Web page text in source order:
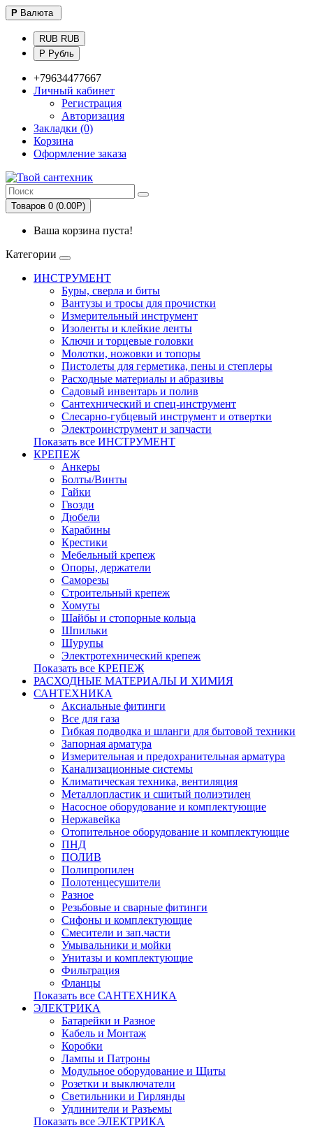
Р Валюта
RUB RUB
Р Рубль
+79634477667
Личный кабинет
Регистрация
Авторизация
Закладки (0)
Корзина
Оформление заказа
Товаров 0 (0.00Р)
Ваша корзина пуста!
Категории
ИНСТРУМЕНТ
Буры, сверла и биты
Вантузы и тросы для прочистки
Измерительный инструмент
Изоленты и клейкие ленты
Ключи и торцевые головки
Молотки, ножовки и топоры
Пистолеты для герметика, пены и степлеры
Расходные материалы и абразивы
Садовый инвентарь и полив
Сантехнический и спец-инструмент
Слесарно-губцевый инструмент и отвертки
Электроинструмент и запчасти
Показать все ИНСТРУМЕНТ
КРЕПЕЖ
Анкеры
Болты/Винты
Гайки
Гвозди
Дюбели
Карабины
Крестики
Мебельный крепеж
Опоры, держатели
Саморезы
Строительный крепеж
Хомуты
Шайбы и стопорные кольца
Шпильки
Шурупы
Электротехнический крепеж
Показать все КРЕПЕЖ
РАСХОДНЫЕ МАТЕРИАЛЫ И ХИМИЯ
САНТЕХНИКА
Аксиальные фитинги
Все для газа
Гибкая подводка и шланги для бытовой техники
Запорная арматура
Измерительная и предохранительная арматура
Канализационные системы
Климатическая техника, вентиляция
Металлопластик и сшитый полиэтилен
Насосное оборудование и комплектующие
Нержавейка
Отопительное оборудование и комплектующие
ПНД
ПОЛИВ
Полипропилен
Полотенцесушители
Разное
Резьбовые и сварные фитинги
Сифоны и комплектующие
Смесители и зап.части
Умывальники и мойки
Унитазы и комплектующие
Фильтрация
Фланцы
Показать все САНТЕХНИКА
ЭЛЕКТРИКА
Батарейки и Разное
Кабель и Монтаж
Коробки
Лампы и Патроны
Модульное оборудование и Щиты
Розетки и выключатели
Светильники и Гирлянды
Удлинители и Разъемы
Показать все ЭЛЕКТРИКА